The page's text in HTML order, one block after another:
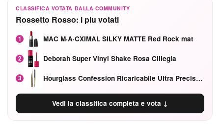
CLASSIFICA VOTATA DALLA COMMUNITY
Rossetto Rosso: i piu votati
1 MAC M·A·CXIMAL SILKY MATTE Red Rock mat
2 Deborah Super Vinyl Shake Rosa Ciliegia
3 Hourglass Confession Ricaricabile Ultra Preciso Ad Alta Intensità Secretly Classic Red
Vedi la classifica completa e vota ↓